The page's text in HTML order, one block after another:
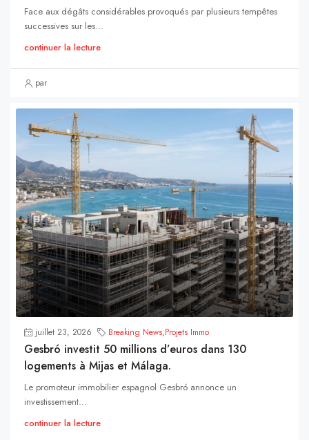
Face aux dégâts considérables provoqués par plusieurs tempêtes
successives sur les...
continuer la lecture
par
juillet 23, 2026 Breaking News,Projets Immo
Gesbró investit 50 millions d’euros dans 130
logements à Mijas et Málaga.
Le promoteur immobilier espagnol Gesbró annonce un
investissement...
continuer la lecture